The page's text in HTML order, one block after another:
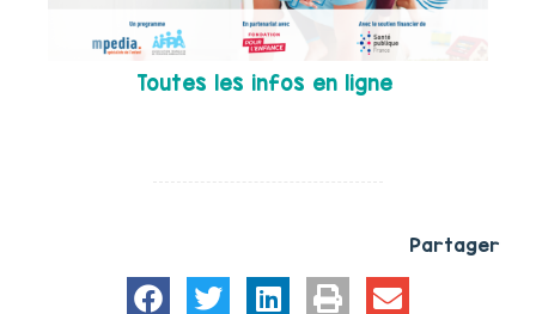
Toutes les infos en ligne
Partager